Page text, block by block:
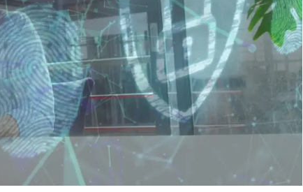
B
Best Practice C-level